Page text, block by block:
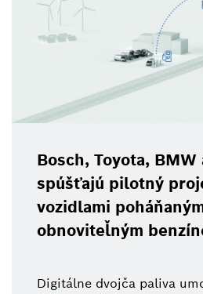
Bosch, Toyota, BMW
spúšťajú pilotný
vozidlami
obnoviteľným
Digitálne dvojča paliva